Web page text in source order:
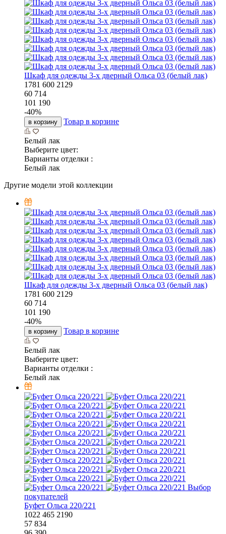
Шкаф для одежды 3-х дверный Ольса 03 (белый лак)
1781 600 2129
60 714
101 190
-40%
в корзину Товар в корзине
Белый лак
Выберите цвет:
Варианты отделки :
Белый лак
Другие модели этой коллекции
Шкаф для одежды 3-х дверный Ольса 03 (белый лак)
1781 600 2129
60 714
101 190
-40%
в корзину Товар в корзине
Белый лак
Выберите цвет:
Варианты отделки :
Белый лак
Выбор
покупателей
Буфет Ольса 220/221
1022 465 2190
57 834